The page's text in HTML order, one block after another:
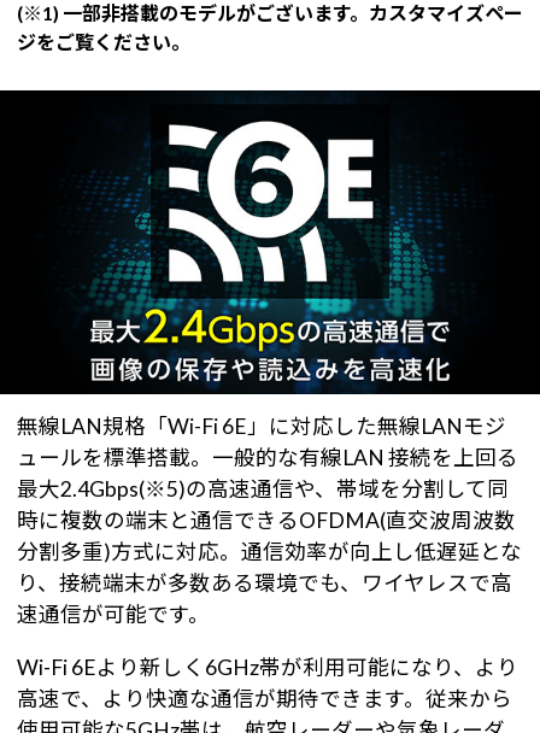
(※1) 一部非搭載のモデルがございます。カスタマイズペー
ジをご覧ください。
無線LAN規格「Wi-Fi 6E」に対応した無線LANモジ
ュールを標準搭載。一般的な有線LAN 接続を上回る
最大2.4Gbps(※5)の高速通信や、帯域を分割して同
時に複数の端末と通信できるOFDMA(直交波周波数
分割多重)方式に対応。通信効率が向上し低遅延とな
り、接続端末が多数ある環境でも、ワイヤレスで高
速通信が可能です。
Wi-Fi 6Eより新しく6GHz帯が利用可能になり、より
高速で、より快適な通信が期待できます。従来から